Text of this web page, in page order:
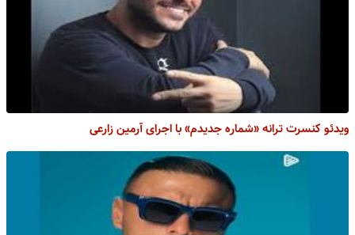
ویدئو کنسرت ترانه «شماره جدیدم» با اجرای آرمین زارعی